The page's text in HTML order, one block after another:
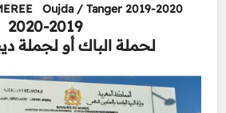
Oujda / Tanger 2019-2020
2020-2019
لحملة الباك أو لجملة